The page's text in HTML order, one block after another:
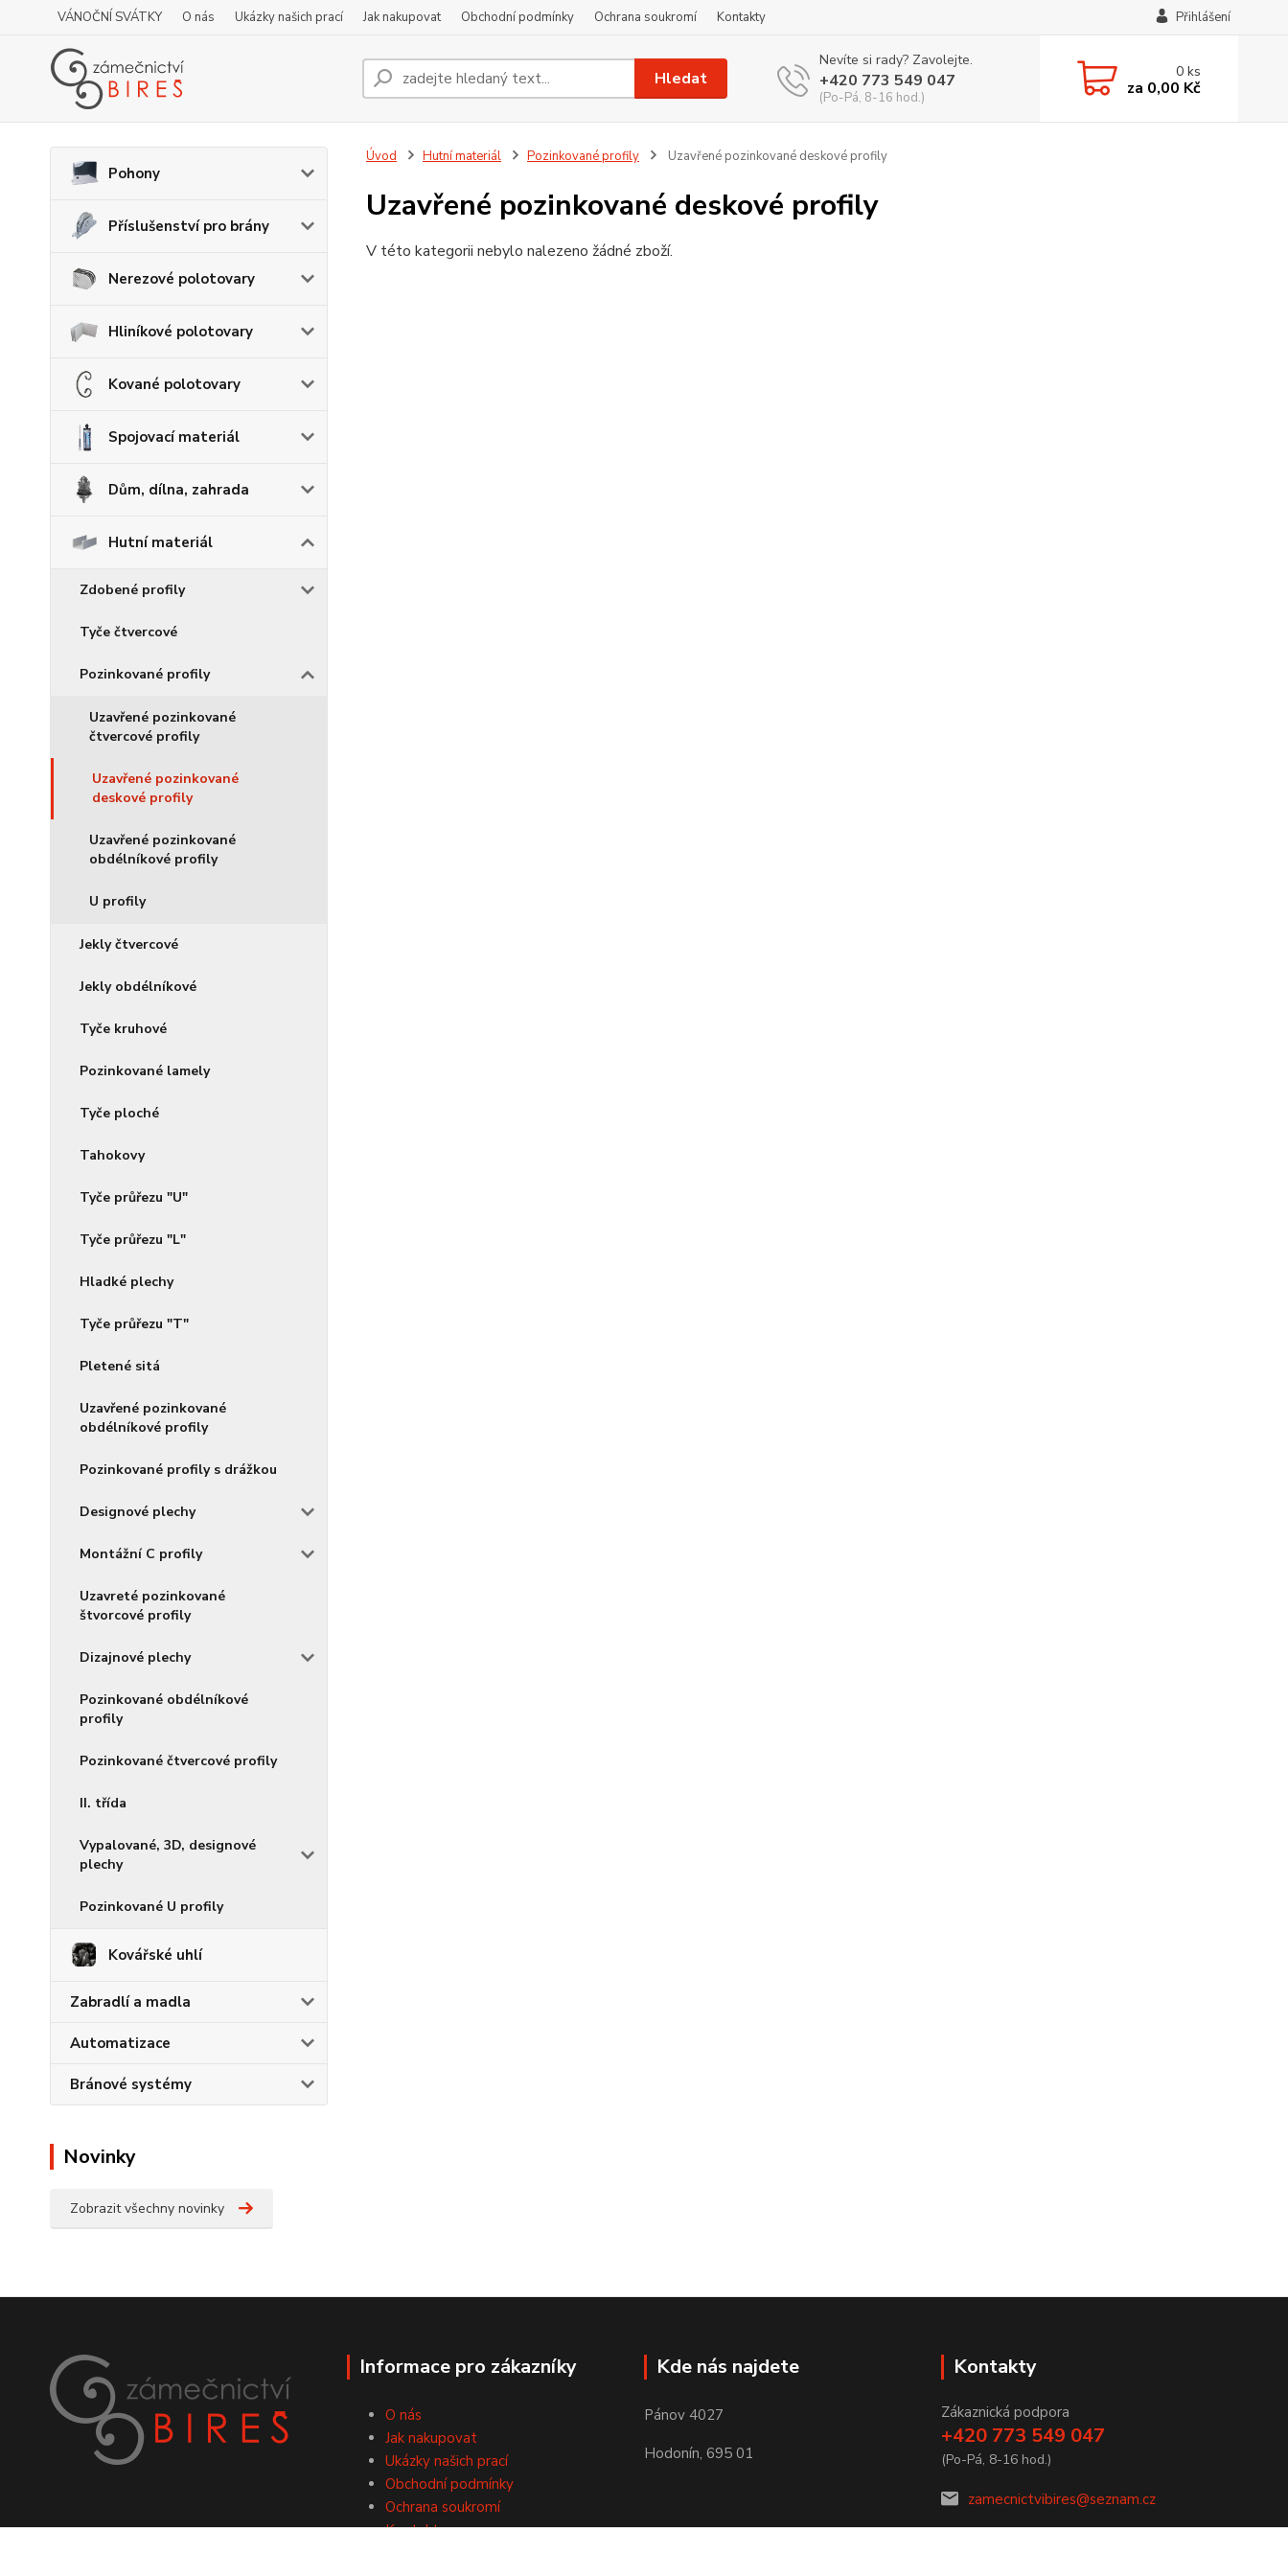
VÁNOČNÍ SVÁTKY O nás Ukázky našich prací Jak nakupovat Obchodní podmínky Ochrana soukromí Kontakty Přihlášení
Hledat
Nevíte si rady? Zavolejte.
+420 773 549 047
(Po-Pá, 8-16 hod.)
0ks
za 0,00 Kč
Pohony
Příslušenství pro brány
Nerezové polotovary
Hliníkové polotovary
Kované polotovary
Spojovací materiál
Dům, dílna, zahrada
Hutní materiál
Zdobené profily
Tyče čtvercové
Pozinkované profily
Uzavřené pozinkované
čtvercové profily
Uzavřené pozinkované
deskové profily
Uzavřené pozinkované
obdélníkové profily
U profily
Jekly čtvercové
Jekly obdélníkové
Tyče kruhové
Pozinkované lamely
Tyče ploché
Tahokovy
Tyče průřezu "U"
Tyče průřezu "L"
Hladké plechy
Tyče průřezu "T"
Pletené sitá
Uzavřené pozinkované
obdélníkové profily
Pozinkované profily s drážkou
Designové plechy
Montážní C profily
Uzavreté pozinkované
štvorcové profily
Dizajnové plechy
Pozinkované obdélníkové
profily
Pozinkované čtvercové profily
II. třída
Vypalované, 3D, designové
plechy
Pozinkované U profily
Kovářské uhlí
Zabradlí a madla
Automatizace
Bránové systémy
Novinky
Zobrazit všechny novinky
Úvod Hutní materiál Pozinkované profily Uzavřené pozinkované deskové profily
Uzavřené pozinkované deskové profily
V této kategorii nebylo nalezeno žádné zboží.
Informace pro zákazníky
O nás
Jak nakupovat
Ukázky našich prací
Obchodní podmínky
Ochrana soukromí
Kontakty
Kde nás najdete
Pánov 4027
Hodonín, 695 01
Kontakty
Zákaznická podpora
+420 773 549 047
(Po-Pá, 8-16 hod.)
zamecnictvibires@seznam.cz